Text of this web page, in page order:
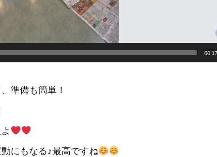
00:17
準備も簡単！
にもなる♪最高ですね